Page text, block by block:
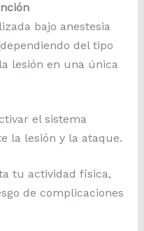
bajo anestesia
del tipo
lesión en una única
el sistema
la lesión y la ataque.
tu actividad física,
de complicaciones